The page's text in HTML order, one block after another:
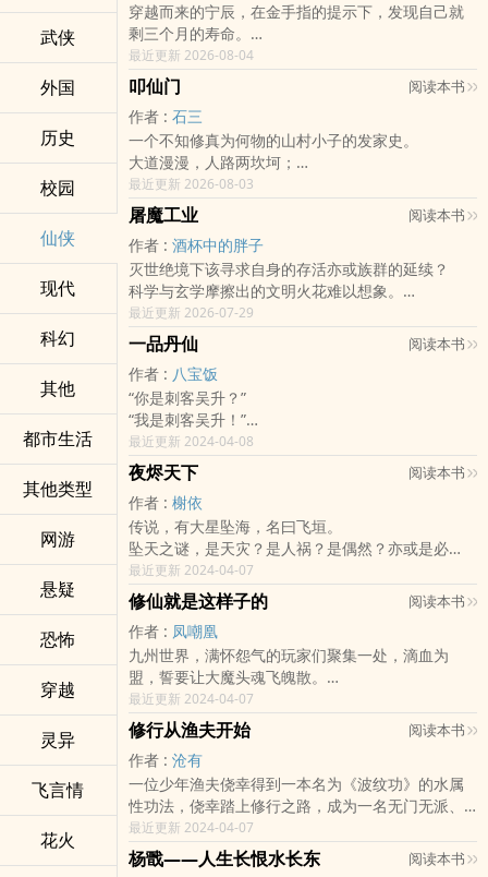
武侠
外国
历史
校园
仙侠
现代
科幻
其他
都市生活
其他类型
网游
悬疑
恐怖
穿越
灵异
飞言情
花火
穿越而来的宁辰，在金手指的提示下，发现自己就
剩三个月的寿命。
这直接打破了，宁辰成仙成圣，成为正道之光的想
法。
【事件选择】
【一，你站出来与群臣站在一起，直斥皇帝昏庸，
获得【忠】10点，其后获得所有与事件相关评价，
将会自动转为对应声望点。】
【二，你站出来与皇帝站在一起，力挺女帝为储，
获得【佞】100点，其后获得所有与事件相关评价，
将会自动转为对应声望点】
【一，你义正言辞呵斥女妖伤风败俗，获得【忠】1
点，其后获得所有与事件相关评价，将会自动转为
对应声望点。】
【二，你从了女妖，获得【佞】100点，其后获得所
有与事件相关评价，将会自动转为对应声望点】
最近更新 2026-08-04
叩仙门 阅读本书
作者 : 石三
一个不知修真为何物的山村小子的发家史。
大道漫漫，人路两坎坷；
岁月悠悠，心月同踟蹰。
修行九州龙脉，锻造无上魔躯，坐拥先天神器，御
使上古凶兽。
纵横宇内，扬威海外，我虽未成元神，元神以下的
不要前来送死。
一条与众不同成仙之路，我虽狂妄，于仙道却谦
卑。
大道漫漫，人路两坎坷；岁月悠悠，心月同踟蹰。
且看一个不知修仙为何物的小子如何叩开那一道浩
瀚天门！
最近更新 2026-08-03
屠魔工业 阅读本书
作者 : 酒杯中的胖子
灭世绝境下该寻求自身的存活亦或族群的延续？
科学与玄学摩擦出的文明火花难以想象。
这一个玄学文明的演变史，一个文明与文明碰撞的
故事。
PS：这是玄学工业化、太空化的文明大百科，打打
杀杀只是极小的一部分，请不要对此抱有期待。
最近更新 2026-07-29
一品丹仙 阅读本书
作者 : 八宝饭
“你是刺客吴升？”
“我是刺客吴升！”
“为何成了丹师？”
“嗯……因为炼丹真的很赚钱！”
“那为何会被通缉？”
“因为……我炼的灵丹，学宫不让私下贩卖。”
“那你还怎么赚钱？”
“越不让卖，它就越赚钱嘛！”
最近更新 2024-04-08
夜烬天下 阅读本书
作者 : 榭依
传说，有大星坠海，名曰飞垣。
坠天之谜，是天灾？是人祸？是偶然？亦或是必
然？
他是名门将领之后，又是昆仑修仙弟子，伴随着深
海处汹涌的阴谋，古老的恩怨重新浮出水面……
最近更新 2024-04-07
修仙就是这样子的 阅读本书
作者 : 凤嘲凰
九州世界，满怀怨气的玩家们聚集一处，滴血为
盟，誓要让大魔头魂飞魄散。
一时间，八方响应，风起云涌，所有人都看到了美
好的明天。
除了陆北。
他就是那个所谓的魔头。
“说我魔头，怪我坑你们，我一NPC，怎么可能坑你
们，修仙就是这样的！”
最近更新 2024-04-07
修行从渔夫开始 阅读本书
作者 : 沧有
一位少年渔夫侥幸得到一本名为《波纹功》的水属
性功法，侥幸踏上修行之路，成为一名无门无派、
无拘无束的散修，且看他如何搅动修真界的风云变
幻。
最近更新 2024-04-07
杨戬——人生长恨水长东 阅读本书